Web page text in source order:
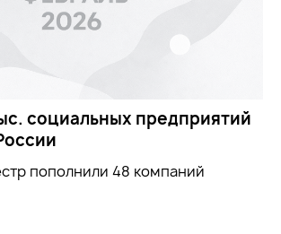
социальных предприятий
пополнили 48 компаний